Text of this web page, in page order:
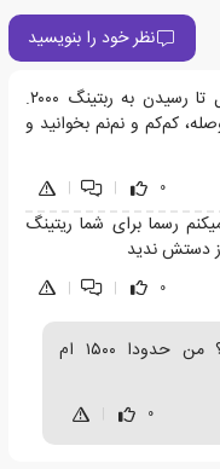
نظر خود را بنویسید
کتاب بالینی تمام شترنج‌(شطرنج)بازها حداقل تا رسیدن به ربتینگ ۲۰۰۰.
کم‌کم و نم‌نم بخوانید و
0
|
|
رسما برای شما ریتینگ
دستش ندید
0
|
|
برای هر محدوده ریتینگی مناسبه؟ من حدودا ۱۵۰۰ ام
0